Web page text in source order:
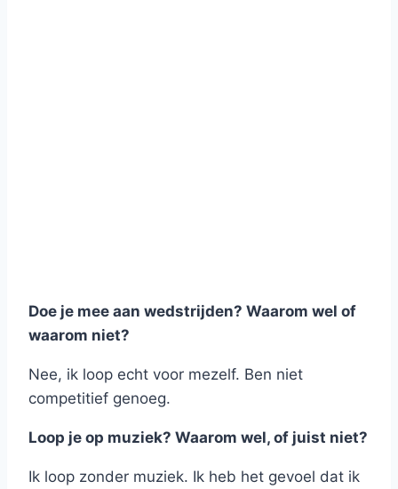
Doe je mee aan wedstrijden? Waarom wel of
waarom niet?
Nee, ik loop echt voor mezelf. Ben niet
competitief genoeg.
Loop je op muziek? Waarom wel, of juist niet?
Ik loop zonder muziek. Ik heb het gevoel dat ik